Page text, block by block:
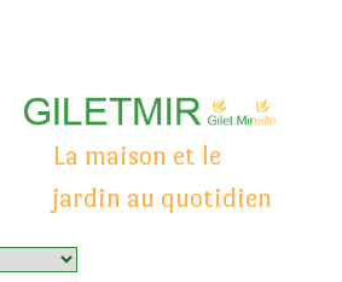
La maison et le
jardin au quotidien